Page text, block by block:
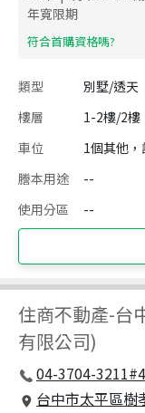
年寬限期
​符合首購資格嗎?
類型 別墅/透天
樓層
1-2樓/2樓
車位
1個其他
謄本用途
--
使用分區
--
住商不動產-台
有限公司)
04-3704-
台中市太平區樹